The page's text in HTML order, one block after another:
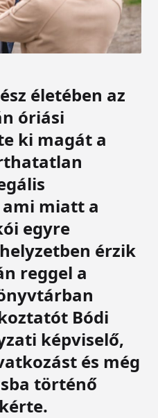
életében az
óriási
ki magát a
miatt a
egyre
érzik
reggel a
Bódi
képviselő,
és még
történő